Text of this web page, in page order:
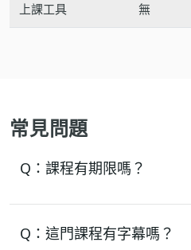
上課工具 無
常見問題
Q： 課程有期限嗎？
Q： 這門課程有字幕嗎？